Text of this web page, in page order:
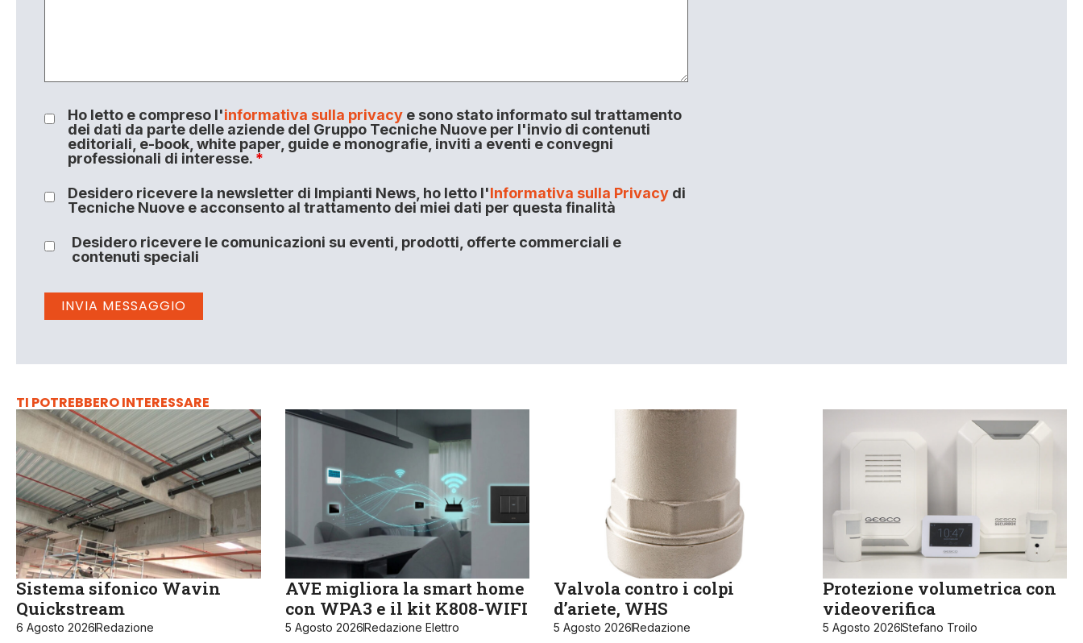
Ho letto e compreso l'informativa sulla privacye sono stato informato sul trattamento
dei dati da parte delle aziende del Gruppo Tecniche Nuove per l'invio di contenuti
editoriali, e-book, white paper, guide e monografie, inviti a eventi e convegni
professionali di interesse. *
Desidero ricevere la newsletter di Impianti News, ho letto l'Informativa sulla Privacydi
Tecniche Nuove e acconsento al trattamento dei miei dati per questa finalità
Desidero ricevere le comunicazioni su eventi, prodotti, offerte commerciali e
contenuti speciali
TI POTREBBERO INTERESSARE
Sistema sifonico Wavin
Quickstream
6 Agosto 2026Redazione
AVE migliora la smart home
con WPA3 e il kit K808-WIFI
5 Agosto 2026Redazione Elettro
Valvola contro i colpi
d’ariete, WHS
5 Agosto 2026Redazione
Protezione volumetrica con
videoverifica
5 Agosto 2026Stefano Troilo